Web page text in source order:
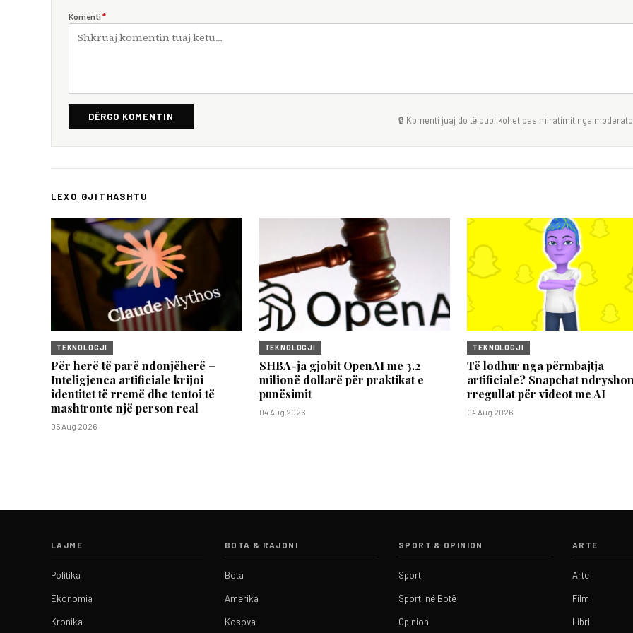
Komenti *
DËRGO KOMENTIN 🔒 Komenti juaj do të publikohet pas miratimit nga
LEXO GJITHASHTU
TEKNOLOGJI
Për herë të parë ndonjëherë –
Inteligjenca artificiale krijoi
identitet të rremë dhe tentoi të
mashtronte një person real
05 Aug 2026
TEKNOLOGJI
SHBA-ja gjobit OpenAI me 3.2
milionë dollarë për praktikat e
punësimit
04 Aug 2026
TEKNOLOGJI
Të lodhur nga përmbajtja
artificiale? Snapchat
rregullat për videot me AI
04 Aug 2026
LAJME
Politika
Ekonomia
Kronika
BOTA & RAJONI
Bota
Amerika
Kosova
SPORT & OPINION
Sporti
Sporti në Botë
Opinion
ARTE
Arte
Film
Libri